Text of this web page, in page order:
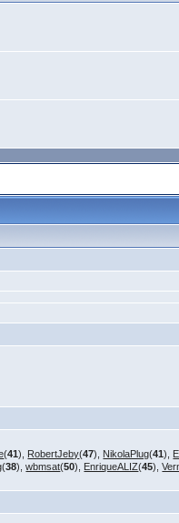
(41), RobertJeby(47), NikolaPlug(41),
(38),wbmsat(50), EnriqueALIZ(45),